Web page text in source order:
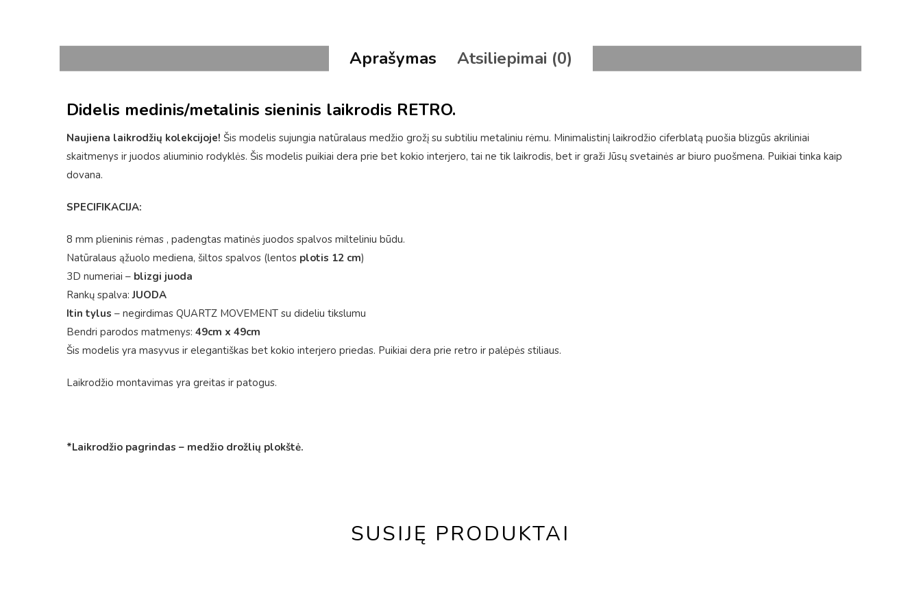
Aprašymas Atsiliepimai (0)
Didelis medinis/metalinis sieninis laikrodis RETRO.
Naujiena laikrodžių kolekcijoje! Šis modelis sujungia natūralaus medžio grožį su subtiliu metaliniu rėmu. Minimalistinį laikrodžio ciferblatą puošia blizgūs akriliniai
skaitmenys ir juodos aliuminio rodyklės. Šis modelis puikiai dera prie bet kokio interjero, tai ne tik laikrodis, bet ir graži Jūsų svetainės ar biuro puošmena. Puikiai tinka kaip
dovana.
SPECIFIKACIJA:
8 mm plieninis rėmas , padengtas matinės juodos spalvos milteliniu būdu.
Natūralaus ąžuolo mediena, šiltos spalvos (lentos plotis 12 cm)
3D numeriai – blizgi juoda
Rankų spalva:JUODA
Itin tylus – negirdimas QUARTZ MOVEMENT su dideliu tikslumu
Bendri parodos matmenys: 49cm x 49cm
Šis modelis yra masyvus ir elegantiškas bet kokio interjero priedas. Puikiai dera prie retro ir palėpės stiliaus.
Laikrodžio montavimas yra greitas ir patogus.
*Laikrodžio pagrindas – medžio drožlių plokštė.
SUSIJĘ PRODUKTAI